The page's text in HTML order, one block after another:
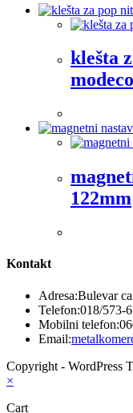
klešta
modeco
122mm
Kontakt
Adresa:Bulevar
Telefon:018/573-
Mobilni telefon:
Email:
Copyright - WordPress
×
Cart